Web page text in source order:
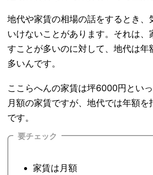
地代や家賃の相場の話をするとき、
いけないことがあります。それは、
すことが多いのに対して、地代は年
多いんです。
ここらへんの家賃は坪6000円とい
月額の家賃ですが、地代では年額を
です。
要チェック
家賃は月額